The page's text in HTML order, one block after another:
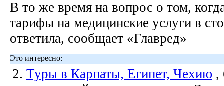
В то же время на вопрос о том,
тарифы на медицинские услуги в
ответила, сообщает «Главред»
Это интересно:
2. Туры в Карпаты, Египет, Чехию ,